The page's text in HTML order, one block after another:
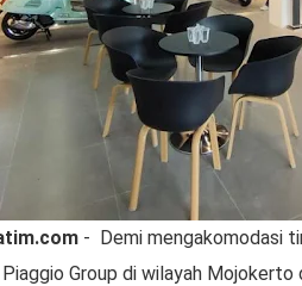
- Demi mengakomodasi
Group di wilayah